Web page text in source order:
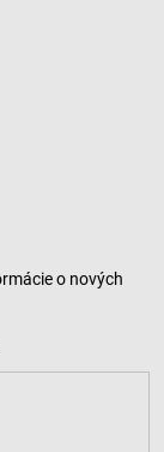
o nových